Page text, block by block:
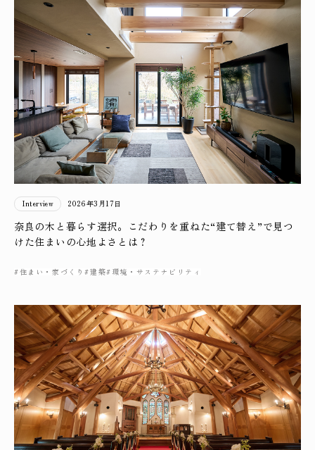
Interview 2026年3月17日
奈良の木と暮らす選択。こだわりを重ねた“建て替え”で見つ
けた住まいの心地よさとは？
#住まい・家づくり#建築#環境・サステナビリティ